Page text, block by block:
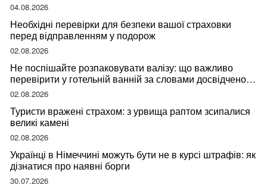
04.08.2026
Необхідні перевірки для безпеки вашої страховки
перед відправленням у подорож
02.08.2026
Не поспішайте розпаковувати валізу: що важливо
перевірити у готельній ванній за словами досвідченої
мандрівниці
02.08.2026
Туристи вражені страхом: з урвища раптом зсипалися
великі камені
02.08.2026
Українці в Німеччині можуть бути не в курсі штрафів: як
дізнатися про наявні борги
30.07.2026